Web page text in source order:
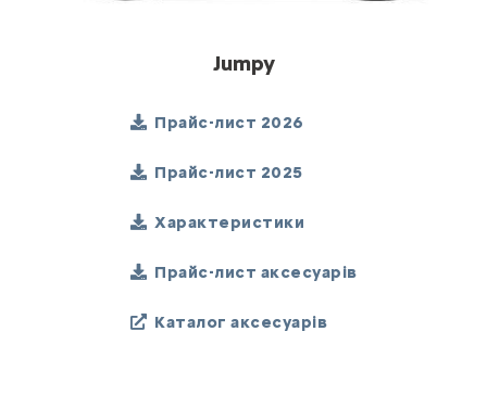
Jumpy
Прайс-лист 2026
Прайс-лист 2025
Характеристики
Прайс-лист аксесуарів
Каталог аксесуарів